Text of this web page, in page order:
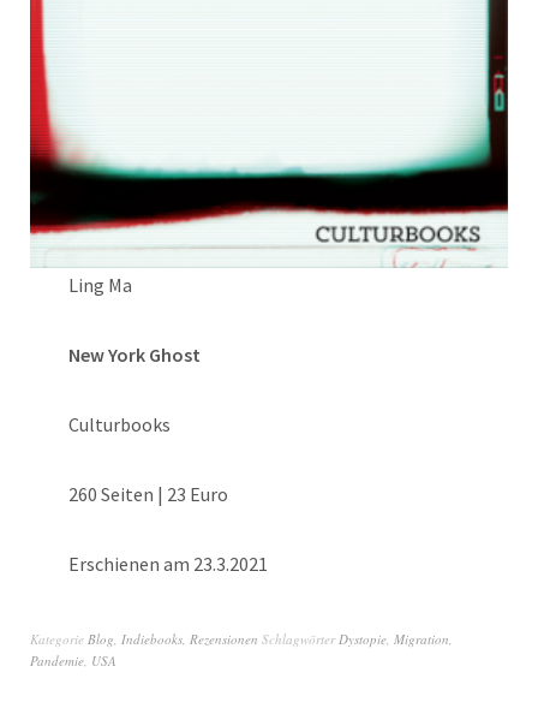
Ling Ma
New York Ghost
Culturbooks
260 Seiten | 23 Euro
Erschienen am 23.3.2021
Kategorie Blog Indiebooks Rezensionen Schlagwörter Dystopie Migration
Pandemie USA